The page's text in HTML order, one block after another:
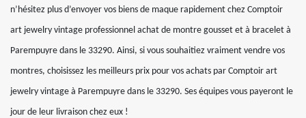
n’hésitez plus d’envoyer vos biens de maque rapidement chez Comptoir
art jewelry vintage professionnel achat de montre gousset et à bracelet à
Parempuyre dans le 33290. Ainsi, si vous souhaitiez vraiment vendre vos
montres, choisissez les meilleurs prix pour vos achats par Comptoir art
jewelry vintage à Parempuyre dans le 33290. Ses équipes vous payeront le
jour de leur livraison chez eux !